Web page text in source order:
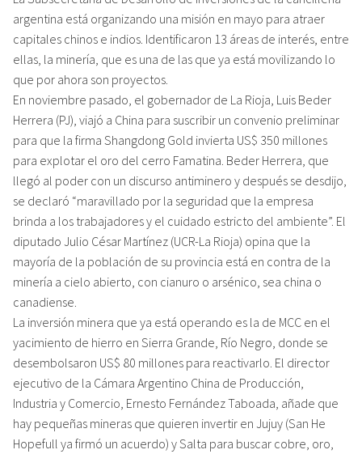
argentina está organizando una misión en mayo para atraer
capitales chinos e indios. Identificaron 13 áreas de interés, entre
ellas, la minería, que es una de las que ya está movilizando lo
que por ahora son proyectos.
En noviembre pasado, el gobernador de La Rioja, Luis Beder
Herrera (PJ), viajó a China para suscribir un convenio preliminar
para que la firma Shangdong Gold invierta US$ 350 millones
para explotar el oro del cerro Famatina. Beder Herrera, que
llegó al poder con un discurso antiminero y después se desdijo,
se declaró “maravillado por la seguridad que la empresa
brinda a los trabajadores y el cuidado estricto del ambiente”. El
diputado Julio César Martínez (UCR-La Rioja) opina que la
mayoría de la población de su provincia está en contra de la
minería a cielo abierto, con cianuro o arsénico, sea china o
canadiense.
La inversión minera que ya está operando es la de MCC en el
yacimiento de hierro en Sierra Grande, Río Negro, donde se
desembolsaron US$ 80 millones para reactivarlo. El director
ejecutivo de la Cámara Argentino China de Producción,
Industria y Comercio, Ernesto Fernández Taboada, añade que
hay pequeñas mineras que quieren invertir en Jujuy (San He
Hopefull ya firmó un acuerdo) y Salta para buscar cobre, oro,